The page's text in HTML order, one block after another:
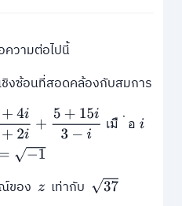
วามต่อไปนี้
ชิงซ้อนที่สอดคล้องกับสมการ
เม
ื ่ อ
+2i+ 5+ 15i3−iเมื่อi= −1
ของ zเท่ากับ 37